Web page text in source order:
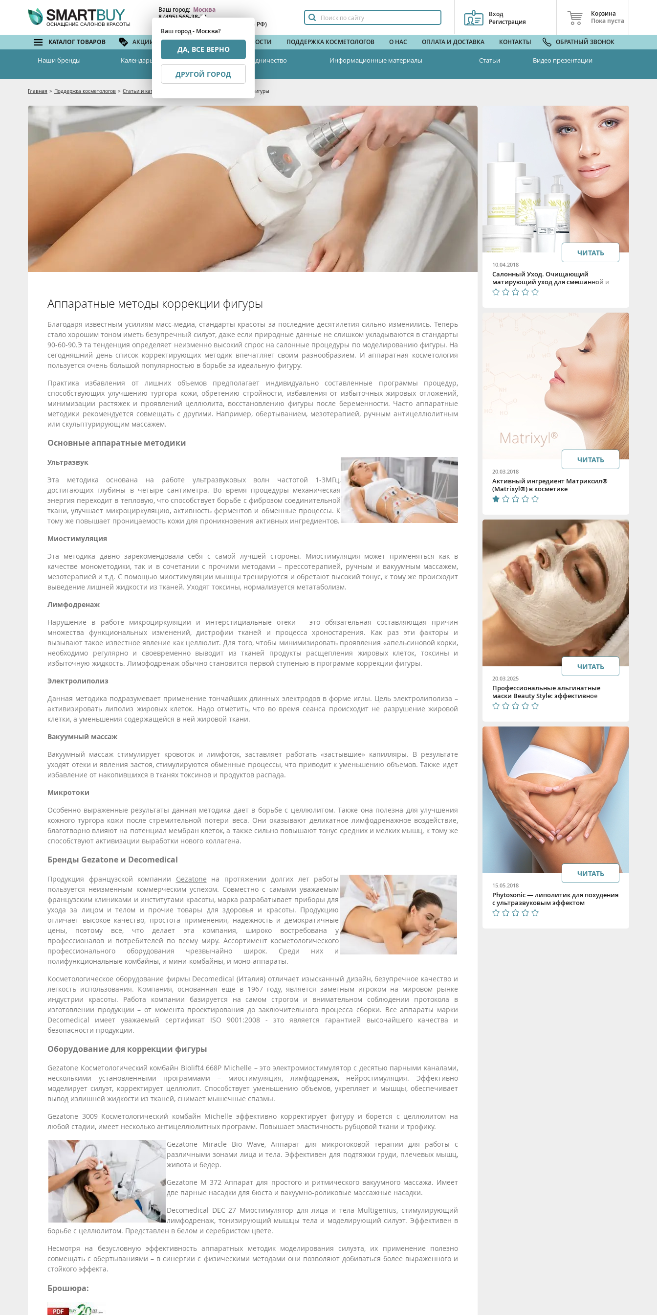
ОСНАЩЕНИЕ САЛОНОВ КРАСОТЫ
Ваш город: Москва
Ваш город - Москва?
ДА, ВСЕ ВЕРНО
ДРУГОЙ ГОРОД
8 (495) 565-38-74
(бесплатный по РФ)
Вход
Регистрация
Корзина
Пока пуста
КАТАЛОГ ТОВАРОВ АКЦИИ И СКИДКИ БРЕНДЫ НОВОСТИ ПОДДЕРЖКА КОСМЕТОЛОГОВ О НАС ОПЛАТА И ДОСТАВКА КОНТАКТЫ ОБРАТНЫЙ ЗВОНОК
Наши бренды Календарь семинаров Сотрудничество Информационные материалы Статьи Видео презентации
Главная > Поддержка косметологов > Статьи и каталоги Аппаратные методы коррекции фигуры
Аппаратные методы коррекции фигуры
Благодаря известным усилиям масс-медиа, стандарты красоты за последние десятилетия сильно изменились. Теперь
стало хорошим тоном иметь безупречный силуэт, даже если природные данные не слишком укладываются в стандарты
90-60-90.Э та тенденция определяет неизменно высокий спрос на салонные процедуры по моделированию фигуры. На
сегодняшний день список корректирующих методик впечатляет своим разнообразием. И аппаратная косметология
пользуется очень большой популярностью в борьбе за идеальную фигуру.
Практика избавления от лишних объемов предполагает индивидуально составленные программы процедур,
способствующих улучшению тургора кожи, обретению стройности, избавления от избыточных жировых отложений,
минимизации растяжек и проявлений целлюлита, восстановлению фигуры после беременности. Часто аппаратные
методики рекомендуется совмещать с другими. Например, обертыванием, мезотерапией, ручным антицеллюлитным
или скульптурирующим массажем.
Основные аппаратные методики
Ультразвук
Эта методика основана на работе ультразвуковых волн частотой 1-3МГц,
достигающих глубины в четыре сантиметра. Во время процедуры механическая
энергия переходит в тепловую, что способствует борьбе с фиброзом соединительной
ткани, улучшает микроциркуляцию, активность ферментов и обменные процессы. К
тому же повышает проницаемость кожи для проникновения активных ингредиентов.
Миостимуляция
Эта методика давно зарекомендовала себя с самой лучшей стороны. Миостимуляция может применяться как в
качестве монометодики, так и в сочетании с прочими методами – прессотерапией, ручным и вакуумным массажем,
мезотерапией и т.д. С помощью миостимуляции мышцы тренируются и обретают высокий тонус, к тому же происходит
выведение лишней жидкости из тканей. Уходят токсины, нормализуется метатаболизм.
Лимфодренаж
Нарушение в работе микроциркуляции и интерстициальные отеки – это обязательная составляющая причин
множества функциональных изменений, дистрофии тканей и процесса хроностарения. Как раз эти факторы и
вызывают такое известное явление как целлюлит. Для того, чтобы минимизировать проявления «апельсиновой корки,
необходимо регулярно и своевременно выводит из тканей продукты расщепления жировых клеток, токсины и
избыточную жидкость. Лимофодренаж обычно становится первой ступенью в программе коррекции фигуры.
Электролиполиз
Данная методика подразумевает применение тончайших длинных электродов в форме иглы. Цель электролиполиза –
активизировать липолиз жировых клеток. Надо отметить, что во время сеанса происходит не разрушение жировой
клетки, а уменьшения содержащейся в ней жировой ткани.
Вакуумный массаж
Вакуумный массаж стимулирует кровоток и лимфоток, заставляет работать «застывшие» капилляры. В результате
уходят отеки и явления застоя, стимулируются обменные процессы, что приводит к уменьшению объемов. Также идет
избавление от накопившихся в тканях токсинов и продуктов распада.
Микротоки
Особенно выраженные результаты данная методика дает в борьбе с целлюлитом. Также она полезна для улучшения
кожного тургора кожи после стремительной потери веса. Они оказывают деликатное лимфодренажное воздействие,
благотворно влияют на потенциал мембран клеток, а также сильно повышают тонус средних и мелких мышц, к тому же
способствуют активизации выработки нового коллагена.
Бренды Gezatone и Decomedical
Продукция французской компании Gezatone на протяжении долгих лет работы
пользуется неизменным коммерческим успехом. Совместно с самыми уважаемым
французским клиниками и институтами красоты, марка разрабатывает приборы для
ухода за лицом и телом и прочие товары для здоровья и красоты. Продукцию
отличает высокое качество, простота применения, надежность и демократичные
цены, поэтому все, что делает эта компания, широко востребована у
профессионалов и потребителей по всему миру. Ассортимент косметологического
профессионального оборудования чрезвычайно широк. Среди них и
полифункциональные комбайны, и мини-комбайны, и моно-аппараты.
Косметологическое оборудование фирмы Decomedical (Италия) отличает изысканный дизайн, безупречное качество и
легкость использования. Компания, основанная еще в 1967 году, является заметным игроком на мировом рынке
индустрии красоты. Работа компании базируется на самом строгом и внимательном соблюдении протокола в
изготовлении продукции – от момента проектирования до заключительного процесса сборки. Все аппараты марки
Decomedical имеет уважаемый сертификат ISO 9001:2008 - это является гарантией высочайшего качества и
безопасности продукции.
Оборудование для коррекции фигуры
Gezatone Косметологический комбайн Biolift4 668P Michelle – это электромиостимулятор с десятью парными каналами,
несколькими установленными программами – миостимуляция, лимфодренаж, нейростимуляция. Эффективно
моделирует силуэт, корректирует целлюлит. Способствует уменьшению объемов, укрепляет и мышцы, обеспечивает
вывод излишней жидкости из тканей, снимает мышечные спазмы.
Gezatone 3009 Косметологический комбайн Michelle эффективно корректирует фигуру и борется с целлюлитом на
любой стадии, имеет несколько антицеллюлитных программ. Повышает эластичность рубцовой ткани и трофику.
Gezatone Miracle Bio Wave, Аппарат для микротоковой терапии для работы с
различными зонами лица и тела. Эффективен для подтяжки груди, плечевых мышц,
живота и бедер.
Gezatone М 372 Аппарат для простого и ритмического вакуумного массажа. Имеет
две парные насадки для бюста и вакуумно-роликовые массажные насадки.
Decomedical DEC 27 Миостимулятор для лица и тела Multigenius, стимулирующий
лимфодренаж, тонизирующий мышцы тела и моделирующий силуэт. Эффективен в
борьбе с целлюлитом. Представлен в белом и серебристом цвете.
Несмотря на безусловную эффективность аппаратных методик моделирования силуэта, их применение полезно
совмещать с обертываниями – в синергии с физическими методами они позволяют добиваться более выраженного и
стойкого эффекта.
Брошюра:
10.04.2018
Салонный Уход. Очищающий
матирующий уход для смешанной и
жирной кожи с профессиональной
косметикой Algologie Mat Plus
ЧИТАТЬ
20.03.2018
Активный ингредиент Матриксил®
(Matrixyl®) в коcметике
ЧИТАТЬ
20.03.2025
Профессиональные альгинатные
маски Beauty Style: эффективное
решение для комплексного ухода
ЧИТАТЬ
15.05.2018
Phytosonic — липолитик для похудения
с ультразвуковым эффектом
ЧИТАТЬ